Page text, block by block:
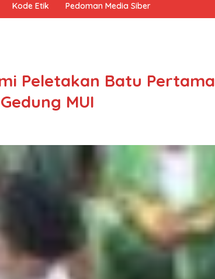
Kode Etik Pedoman Media Siber
Peletakan Batu Pertama
MUI